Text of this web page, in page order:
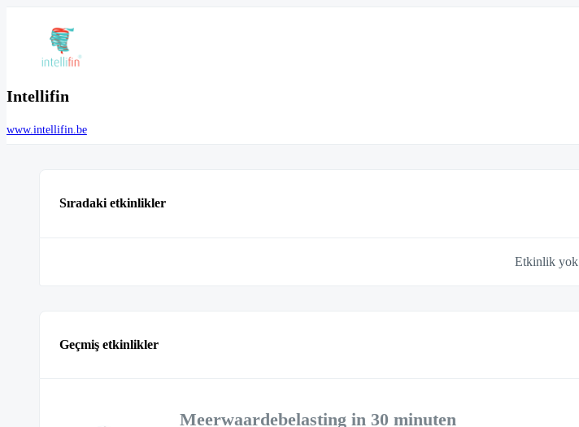
Intellifin
www.intellifin.be
Sıradaki etkinlikler
Etkinlik yok
Geçmiş etkinlikler
Meerwaardebelasting in 30 minuten